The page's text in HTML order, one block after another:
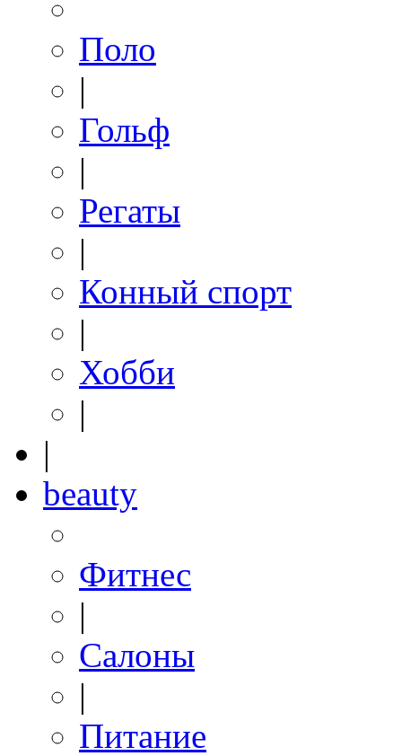
Поло
|
Гольф
|
Регаты
|
Конный спорт
|
Хобби
|
|
beauty
Фитнес
|
Салоны
|
Питание